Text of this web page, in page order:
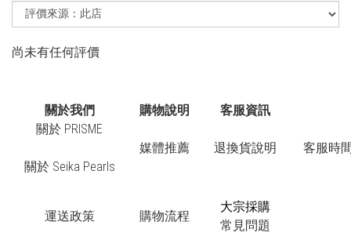
尚未有任何評價
關於我們 購物說明
客服資訊
關於 PRISME
關於 Seika Pearls
媒體推薦 退換貨說明 客服時
運送政策 購物流程
大宗採購
常見問題